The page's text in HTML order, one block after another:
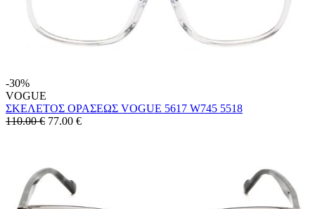
-30%
VOGUE
ΣΚΕΛΕΤΟΣ ΟΡΑΣΕΩΣ VOGUE 5617 W745 5518
110.00 € 77.00 €